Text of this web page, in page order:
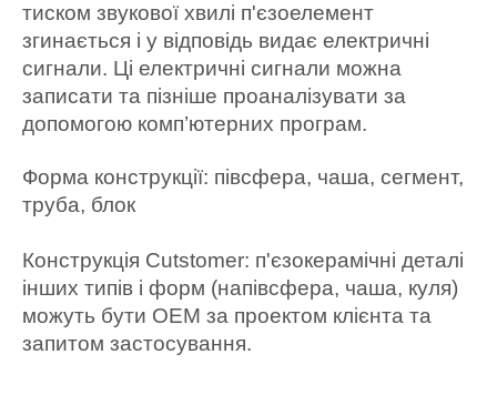
тиском звукової хвилі п'єзоелемент
згинається і у відповідь видає електричні
сигнали. Ці електричні сигнали можна
записати та пізніше проаналізувати за
допомогою комп’ютерних програм.
Форма конструкції: півсфера, чаша, сегмент,
труба, блок
Конструкція Cutstomer: п'єзокерамічні деталі
інших типів і форм (напівсфера, чаша, куля)
можуть бути OEM за проектом клієнта та
запитом застосування.